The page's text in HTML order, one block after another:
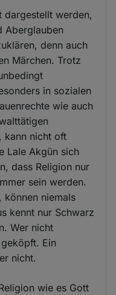
dargestellt werden,
Aberglauben
denn auch
Märchen. Trotz
in sozialen
wie auch
kann nicht oft
Lale Akgün sich
dass Religion nur
sein werden.
können niemals
kennt nur Schwarz
Wer nicht
Ein
nicht.
wie es Gott